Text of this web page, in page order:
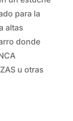
para la
altas
donde
u otras